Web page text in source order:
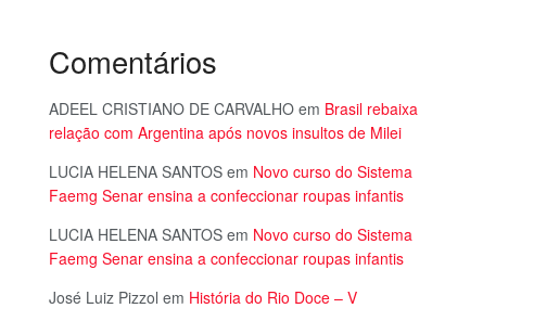
Comentários
ADEEL CRISTIANO DE CARVALHO em Brasil rebaixa
relação com Argentina após novos insultos de Milei
LUCIA HELENA SANTOS em Novo curso do Sistema
Faemg Senar ensina a confeccionar roupas infantis
LUCIA HELENA SANTOS em Novo curso do Sistema
Faemg Senar ensina a confeccionar roupas infantis
José Luiz Pizzol em História do Rio Doce – V